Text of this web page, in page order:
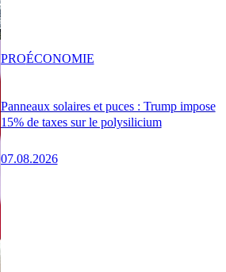
Panneaux solaires et puces : Trump impose
15% de taxes sur le polysilicium
07.08.2026
PROÉCONOMIE